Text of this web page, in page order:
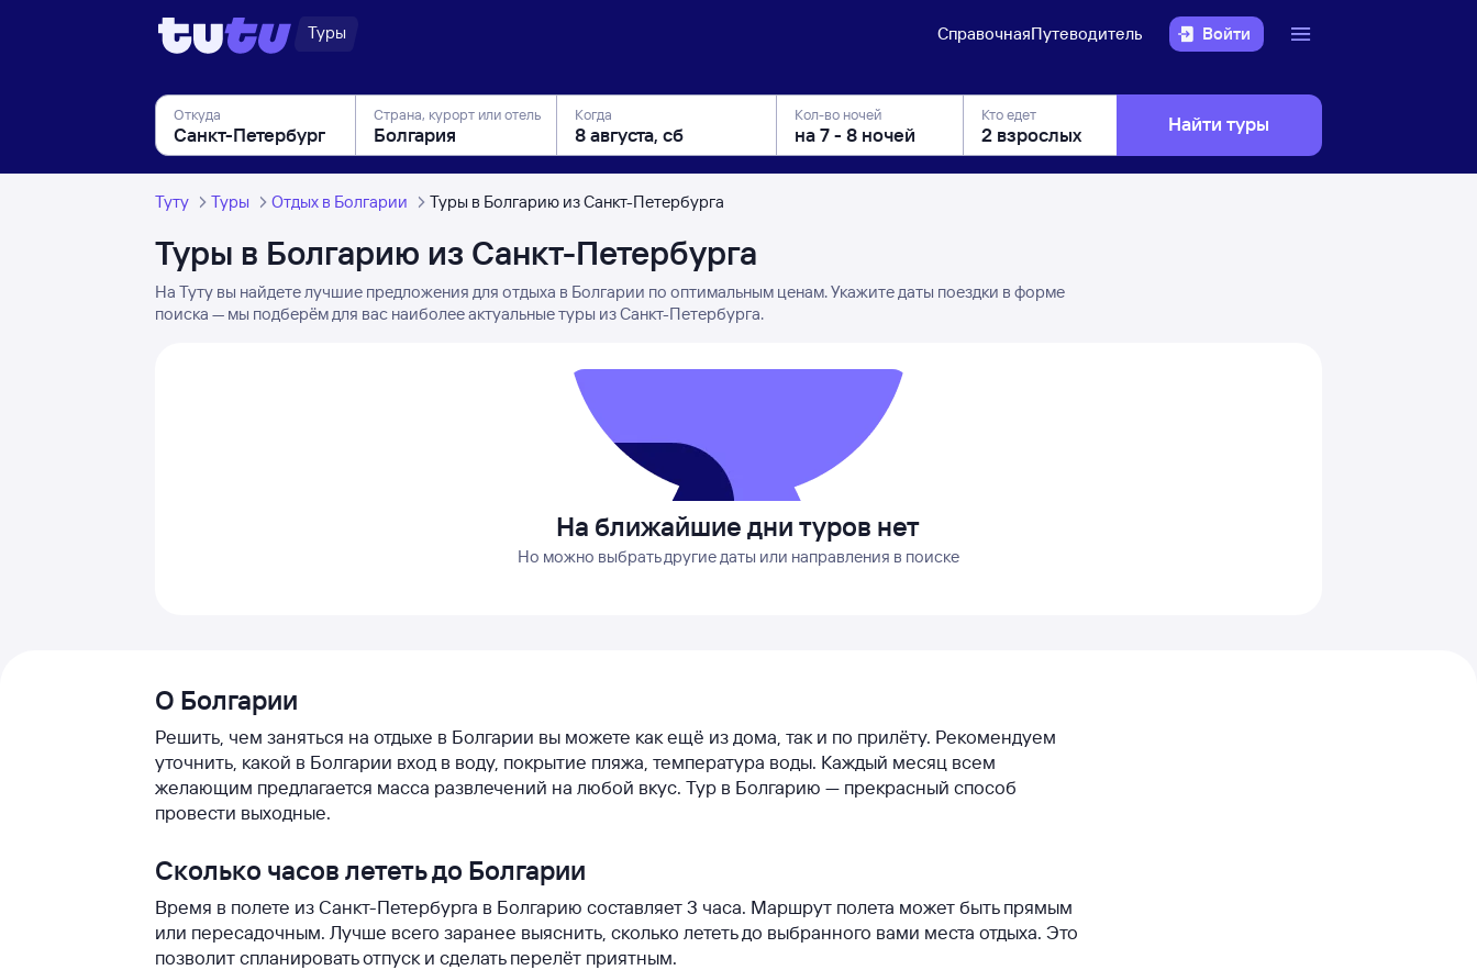
Туры СправочнаяПутеводитель Войти
Откуда Страна, курорт или отель Когда Кол-во ночей Кто едет Найти туры
Туту Туры Отдых в Болгарии Туры в Болгарию из Санкт-Петербурга
Туры в Болгарию из Санкт-Петербурга
На Туту вы найдете лучшие предложения для отдыха в Болгарии по оптимальным ценам. Укажите даты поездки в форме
поиска — мы подберём для вас наиболее актуальные туры из Санкт-Петербурга.
На ближайшие дни туров нет
Но можно выбрать другие даты или направления в поиске
О Болгарии
Решить, чем заняться на отдыхе в Болгарии вы можете как ещё из дома, так и по прилёту. Рекомендуем
уточнить, какой в Болгарии вход в воду, покрытие пляжа, температура воды. Каждый месяц всем
желающим предлагается масса развлечений на любой вкус. Тур в Болгарию — прекрасный способ
провести выходные.
Сколько часов лететь до Болгарии
Время в полете из Санкт-Петербурга в Болгарию составляет 3 часа. Маршрут полета может быть прямым
или пересадочным. Лучше всего заранее выяснить, сколько лететь до выбранного вами места отдыха. Это
позволит спланировать отпуск и сделать перелёт приятным.